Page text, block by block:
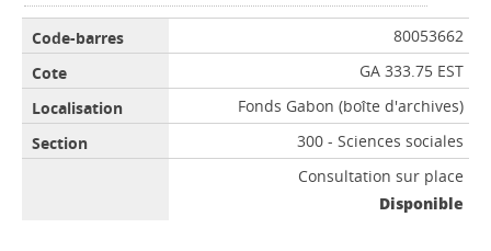
80053662
GA 333.75 EST
Fonds Gabon (boîte d'archives)
300 - Sciences sociales
Consultation sur place
Disponible